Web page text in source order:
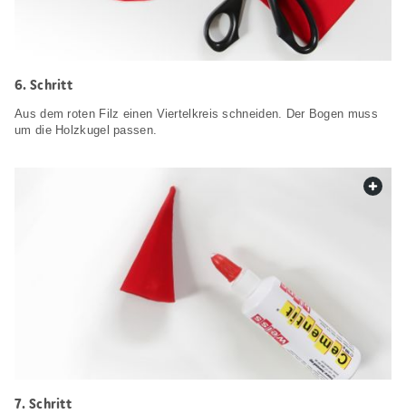
Schritt
Aus dem roten Filz einen Viertelkreis schneiden. Der Bogen muss
um die Holzkugel passen.
Schritt